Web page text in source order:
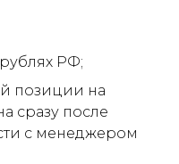
РФ;
позиции на
сразу после
с менеджером